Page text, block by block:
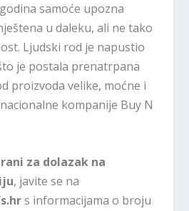
samoće upozna
u daleku, ali ne tako
Ljudski rod je napustio
je postala prenatrpana
proizvoda velike, moćne i
kompanije Buy N
za dolazak na
, javite se na
s informacijama o broju